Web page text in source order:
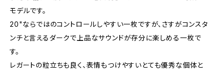
モデルです。
20"ならではのコントロールしやすい一枚ですが、さすがコンスタ
ンチと言えるダークで上品なサウンドが存分に楽しめる一枚で
す。
レガートの粒立ちも良く、表情もつけやすいとても優秀な個体と